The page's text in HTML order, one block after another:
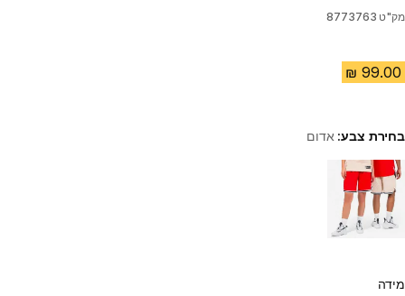
מק"ט 8773763
בחירת צבע: אדום
Choose a variant
מידה